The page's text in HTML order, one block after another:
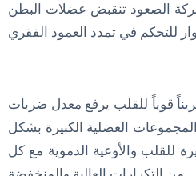
الصعود تنقبض عضلات البطن
قوياً للقلب يرفع معدل ضربات
العضلية الكبيرة بشكل
للقلب والأوعية الدموية مع كل